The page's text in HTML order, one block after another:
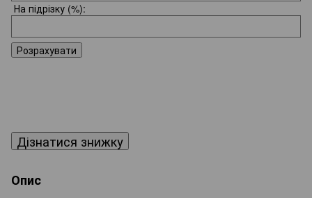
На підрізку (%):
Розрахувати
Дізнатися знижку
Опис